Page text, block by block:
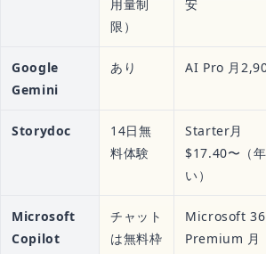
用量制
限）
安
Google
Gemini
あり AI Pro 月
Storydoc
14日無
料体験
Starter月
$17.40〜（
い）
Microsoft
Copilot
チャット
は無料枠
Microsoft
Premium 月